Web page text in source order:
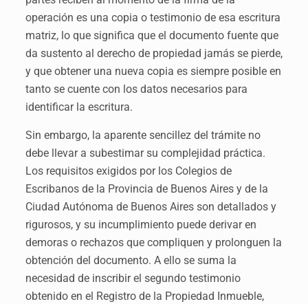
operación es una copia o testimonio de esa escritura
matriz, lo que significa que el documento fuente que
da sustento al derecho de propiedad jamás se pierde,
y que obtener una nueva copia es siempre posible en
tanto se cuente con los datos necesarios para
identificar la escritura.
Sin embargo, la aparente sencillez del trámite no
debe llevar a subestimar su complejidad práctica.
Los requisitos exigidos por los Colegios de
Escribanos de la Provincia de Buenos Aires y de la
Ciudad Autónoma de Buenos Aires son detallados y
rigurosos, y su incumplimiento puede derivar en
demoras o rechazos que compliquen y prolonguen la
obtención del documento. A ello se suma la
necesidad de inscribir el segundo testimonio
obtenido en el Registro de la Propiedad Inmueble,